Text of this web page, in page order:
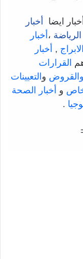
ايضا
أخبار
الرياضة ، أخبار
, أخبار
القرارات
والقروض و التعيينات
و أخبار الصحة
.